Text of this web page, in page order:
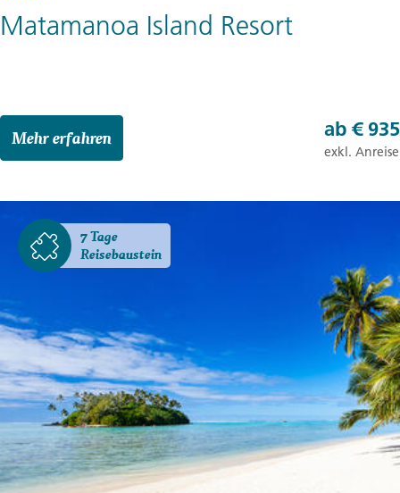
Matamanoa Island Resort
Mehr erfahren ab € 935
exkl. Anreise
7 Tage
Reisebaustein